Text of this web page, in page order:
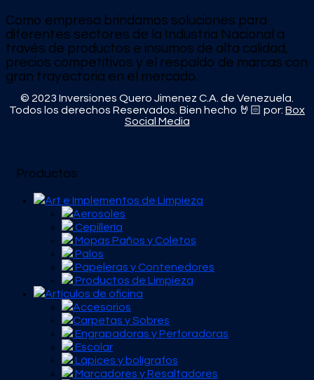
Como empresa brindamos soluciones para
diferentes sectores de la Industria Nacional a
través de productos e insumos de alta calidad,
precios competitivos y el respaldo de marcas con
gran trayectoria en el mercado.
© 2023 Inversiones Quero Jimenez C.A. de Venezuela.
Todos los derechos Reservados. Bien hecho 🤘🏻 por: Box
Social Media
Productos
Art e Implementos de Limpieza
Aerosoles
Cepillería
Mopas Paños y Coletos
Palos
Papeleras y Contenedores
Productos de Limpieza
Artículos de oficina
Accesorios
Carpetas y Sobres
Engrapadoras y Perforadoras
Escolar
Lápices y bolígrafos
Marcadores y Resaltadores